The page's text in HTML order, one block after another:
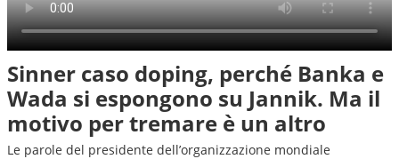
Sinner caso doping, perché Banka e
Wada si espongono su Jannik. Ma il
motivo per tremare è un altro
Le parole del presidente dell’organizzazione mondiale